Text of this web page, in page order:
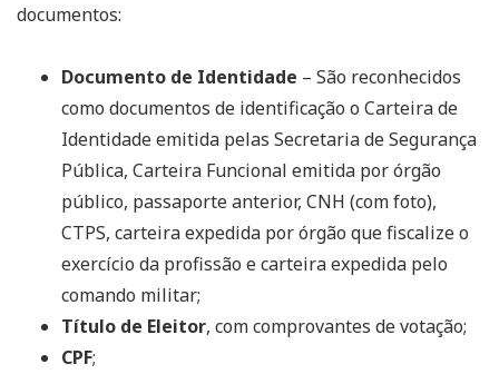
documentos:
Documento de Identidade – São reconhecidos
como documentos de identificação o Carteira de
Identidade emitida pelas Secretaria de Segurança
Pública, Carteira Funcional emitida por órgão
público, passaporte anterior, CNH (com foto),
CTPS, carteira expedida por órgão que fiscalize o
exercício da profissão e carteira expedida pelo
comando militar;
Título de Eleitor, com comprovantes de votação;
CPF;